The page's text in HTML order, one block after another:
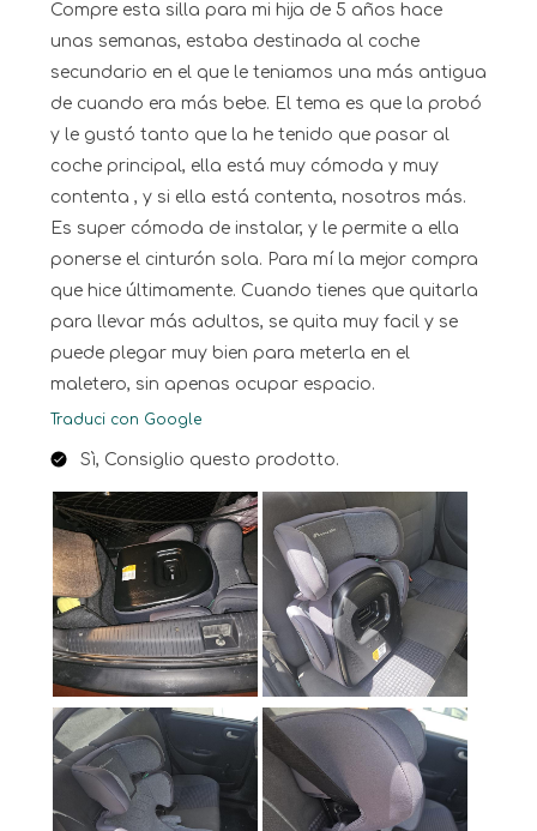
Compre esta silla para mi hija de 5 años hace
unas semanas, estaba destinada al coche
secundario en el que le teniamos una más antigua
de cuando era más bebe. El tema es que la probó
y le gustó tanto que la he tenido que pasar al
coche principal, ella está muy cómoda y muy
contenta , y si ella está contenta, nosotros más.
Es super cómoda de instalar, y le permite a ella
ponerse el cinturón sola. Para mí la mejor compra
que hice últimamente. Cuando tienes que quitarla
para llevar más adultos, se quita muy facil y se
puede plegar muy bien para meterla en el
maletero, sin apenas ocupar espacio.
Traduci con Google
Sì, Consiglio questo prodotto.